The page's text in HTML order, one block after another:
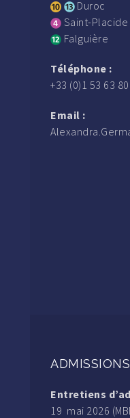
Duroc
Saint-Placide
Falguière
Téléphone :
+33 (0)1 53 63
Email :
ADMISSIONS
Entretiens
19 mai 2026